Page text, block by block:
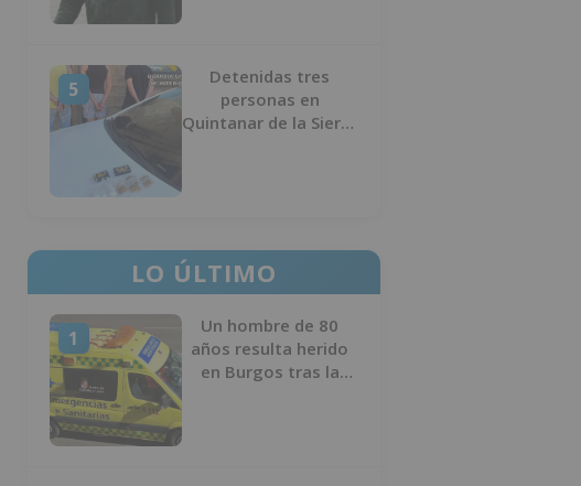
5
Detenidas tres
personas en
Quintanar de la Sierra
LO ÚLTIMO
1
Un hombre de 80
años resulta herido
en Burgos tras la